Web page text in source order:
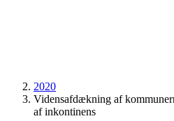
2020
Vidensafdækning af
af inkontinens